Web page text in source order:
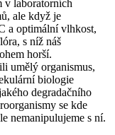
v laboratorních
ale když je
a optimální vlhkost,
s níž náš
horší.
umělý organismus,
biologie
degradačního
se kde
nemanipulujeme s ní.